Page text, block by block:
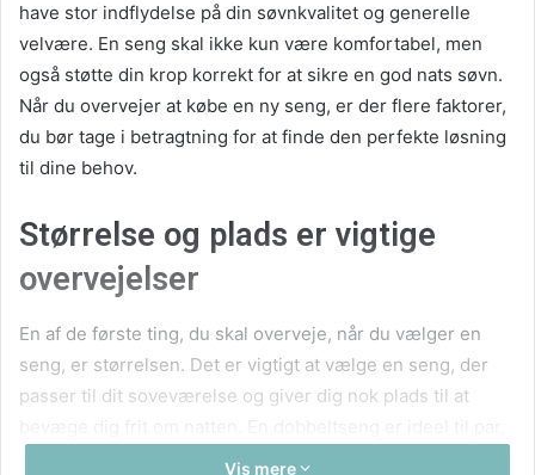
have stor indflydelse på din søvnkvalitet og generelle
velvære. En seng skal ikke kun være komfortabel, men
også støtte din krop korrekt for at sikre en god nats søvn.
Når du overvejer at købe en ny seng, er der flere faktorer,
du bør tage i betragtning for at finde den perfekte løsning
til dine behov.
Størrelse og plads er vigtige
overvejelser
En af de første ting, du skal overveje, når du vælger en
seng, er størrelsen. Det er vigtigt at vælge en seng, der
passer til dit soveværelse og giver dig nok plads til at
mens en enkeltseng kan være passende til
Vis mere